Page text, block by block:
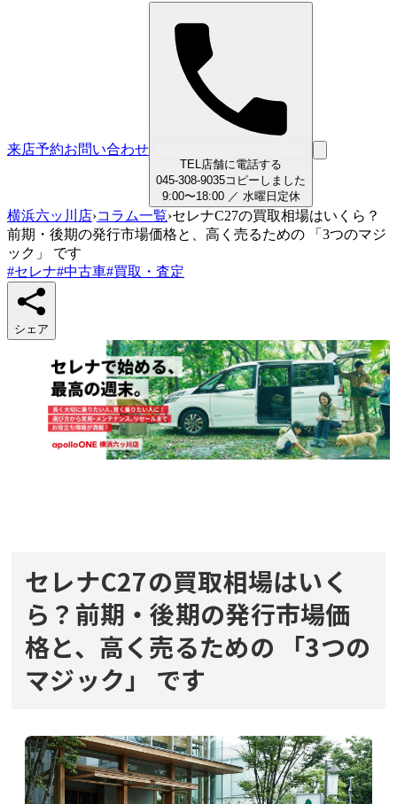
来店予約お問い合わせ
TEL 店舗に電話する
045-308-9035コピーしました
9:00〜18:00／ 水曜日 定休
横浜六ッ川店›コラム一覧›セレナC27の買取相場はいくら？
前期・後期の発行市場価格と、高く売るための 「3つのマジ
ック」 です
#セレナ#中古車#買取・査定
シェア
セレナC27の買取相場はいく
ら？前期・後期の発行市場価
格と、高く売るための
「3つの
マジック」
です